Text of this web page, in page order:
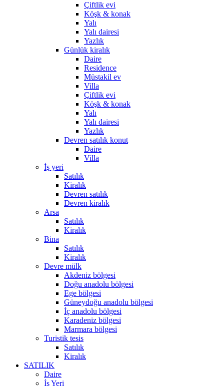
Çiftlik evi
Köşk & konak
Yalı
Yalı dairesi
Yazlık
Günlük kiralık
Daire
Residence
Müstakil ev
Villa
Çiftlik evi
Köşk & konak
Yalı
Yalı dairesi
Yazlık
Devren satılık konut
Daire
Villa
İş yeri
Satılık
Kiralık
Devren satılık
Devren kiralık
Arsa
Satılık
Kiralık
Bina
Satılık
Kiralık
Devre mülk
Akdeniz bölgesi
Doğu anadolu bölgesi
Ege bölgesi
Güneydoğu anadolu bölgesi
İç anadolu bölgesi
Karadeniz bölgesi
Marmara bölgesi
Turistik tesis
Satılık
Kiralık
SATILIK
Daire
İş Yeri